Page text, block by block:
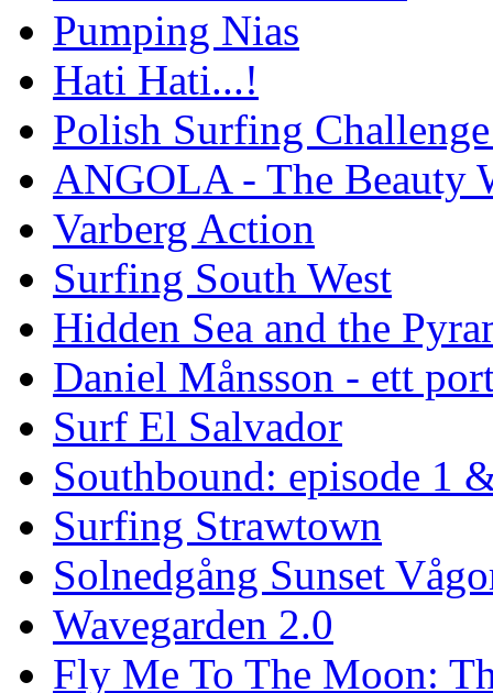
Pumping Nias
Hati Hati...!
Polish Surfing
ANGOLA - The Beauty
Varberg Action
Surfing South West
Hidden Sea and the
Daniel Månsson - ett
Surf El Salvador
Southbound: episode 1
Surfing Strawtown
Solnedgång Sunset
Wavegarden 2.0
Fly Me To The Moon: